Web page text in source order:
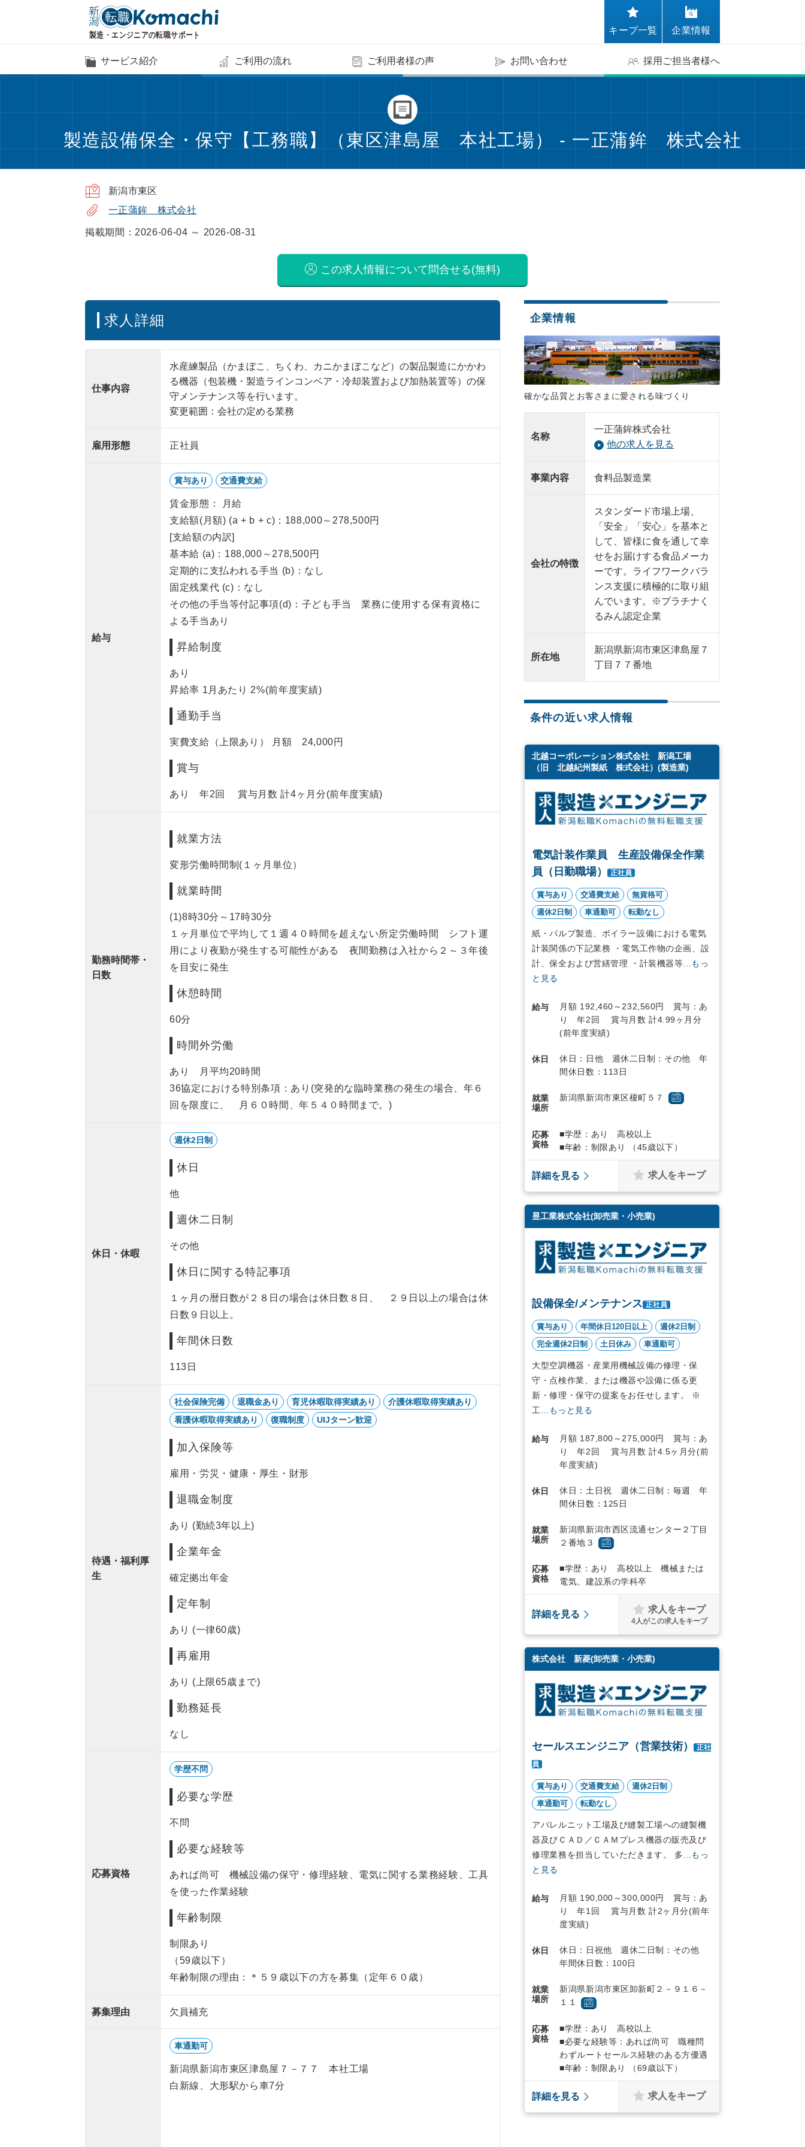
キープ一覧 企業情報
サービス紹介 ご利用の流れ ご利用者様の声 お問い合わせ 採用ご担当者様へ
製造設備保全・保守【工務職】（東区津島屋 本社工場） - 一正蒲鉾 株式会社
新潟市東区
一正蒲鉾 株式会社
掲載期間：2026-06-04 ～ 2026-08-31
この求人情報について問合せる(無料)
求人詳細
仕事内容
水産練製品（かまぼこ、ちくわ、カニかまぼこなど）の製品製造にかかわ
る機器（包装機・製造ラインコンベア・冷却装置および加熱装置等）の保
守メンテナンス等を行います。
変更範囲：会社の定める業務
雇用形態 正社員
給与
賞与あり 交通費支給
賃金形態： 月給
支給額(月額) (a + b + c)：188,000～278,500円
[支給額の内訳]
基本給 (a)：188,000～278,500円
定期的に支払われる手当 (b)：なし
固定残業代 (c)：なし
その他の手当等付記事項(d)：子ども手当 業務に使用する保有資格に
よる手当あり
昇給制度
あり
昇給率 1月あたり 2%(前年度実績)
通勤手当
実費支給（上限あり） 月額 24,000円
賞与
あり 年2回 賞与月数 計4ヶ月分(前年度実績)
勤務時間帯・
日数
就業方法
変形労働時間制(１ヶ月単位）
就業時間
(1)8時30分～17時30分
１ヶ月単位で平均して１週４０時間を超えない所定労働時間 シフト運
用により夜勤が発生する可能性がある 夜間勤務は入社から２～３年後
を目安に発生
休憩時間
60分
時間外労働
あり 月平均20時間
36協定における特別条項：あり(突発的な臨時業務の発生の場合、年６
回を限度に、 月６０時間、年５４０時間まで。)
休日・休暇
週休2日制
休日
他
週休二日制
その他
休日に関する特記事項
１ヶ月の暦日数が２８日の場合は休日数８日、 ２９日以上の場合は休
日数９日以上。
年間休日数
113日
待遇・福利厚
生
社会保険完備 退職金あり 育児休暇取得実績あり
介護休暇取得実績あり
看護休暇取得実績あり
復職制度 UIJターン歓迎
加入保険等
雇用・労災・健康・厚生・財形
退職金制度
あり (勤続3年以上)
企業年金
確定拠出年金
定年制
あり (一律60歳)
再雇用
あり (上限65歳まで)
勤務延長
なし
応募資格
学歴不問
必要な学歴
不問
必要な経験等
あれば尚可 機械設備の保守・修理経験、電気に関する業務経験、工具
を使った作業経験
年齢制限
制限あり
（59歳以下）
年齢制限の理由：＊５９歳以下の方を募集（定年６０歳）
募集理由 欠員補充
車通勤可
新潟県新潟市東区津島屋７－７７ 本社工場
白新線、大形駅から車7分
企業情報
確かな品質とお客さまに愛される味づくり
名称
一正蒲鉾株式会社
他の求人を見る
事業内容 食料品製造業
会社の特徴
スタンダード市場上場、
「安全」「安心」を基本と
して、皆様に食を通して幸
せをお届けする食品メーカ
ーです。ライフワークバラ
ンス支援に積極的に取り組
んでいます。※プラチナく
るみん認定企業
所在地
新潟県新潟市東区津島屋７
丁目７７番地
条件の近い求人情報
北越コーポレーション株式会社 新潟工場
（旧 北越紀州製紙 株式会社）(製造業)
電気計装作業員 生産設備保全作業
員（日勤職場） 正社員
賞与あり 交通費支給
無資格可
週休2日制
車通勤可 転勤なし
紙・パルプ製造、ボイラー設備における電気
計装関係の下記業務 ・電気工作物の企画、設
計、保全および営繕管理 ・計装機器等...
もっ
と見る
給与
月額 192,460～232,560円 賞与：あ
り 年2回 賞与月数 計4.99ヶ月分
(前年度実績)
休日
休日：日他 週休二日制：その他 年
間休日数：113日
就業
場所
新潟県新潟市東区榎町５７
応募
資格
■学歴：あり 高校以上
■年齢：制限あり （45歳以下）
詳細を見る 求人をキープ
昱工業株式会社(卸売業・小売業)
設備保全/メンテナンス 正社員
賞与あり 年間休日120日以上
週休2日制
完全週休2日制
土日休み 車通勤可
大型空調機器・産業用機械設備の修理・保
守・点検作業、または機器や設備に係る更
新・修理・保守の提案をお任せします。 ※
工...
もっと見る
給与
月額 187,800～275,000円 賞与：あ
り 年2回 賞与月数 計4.5ヶ月分(前
年度実績)
休日
休日：土日祝 週休二日制：毎週 年
間休日数：125日
就業
場所
新潟県新潟市西区流通センター２丁目
２番地３
応募
資格
■学歴：あり 高校以上 機械または
電気、建設系の学科卒
詳細を見る 求人をキープ
4人がこの求人をキープ
株式会社 新菱(卸売業・小売業)
セールスエンジニア（営業技術） 正社
員
賞与あり 交通費支給
週休2日制
車通勤可
転勤なし
アパレルニット工場及び縫製工場への縫製機
器及びＣＡＤ／ＣＡＭプレス機器の販売及び
修理業務を担当していただきます。 多...もっ
と見る
給与
月額 190,000～300,000円 賞与：あ
り 年1回 賞与月数 計2ヶ月分(前年
度実績)
休日
休日：日祝他 週休二日制：その他
年間休日数：100日
就業
場所
新潟県新潟市東区卸新町２－９１６－
１１
応募
資格
■学歴：あり 高校以上
■必要な経験等：あれば尚可 職種問
わずルートセールス経験のある方優遇
■年齢：制限あり （69歳以下）
詳細を見る 求人をキープ